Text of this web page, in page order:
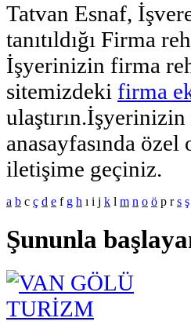
Tatvan Esnaf,
tanıtıldığı Firma
İşyerinizin firma
sitemizdeki firma
anasayfasında özel
iletişime geçiniz.
a b c ç d e f g h ı i j k l m n o ö p r s ş
Şununla